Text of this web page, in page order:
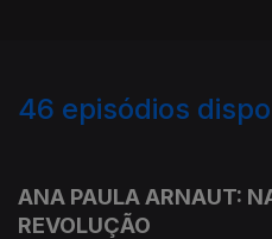
46 episódios
ANA PAULA ARNAUT:
REVOLUÇÃO